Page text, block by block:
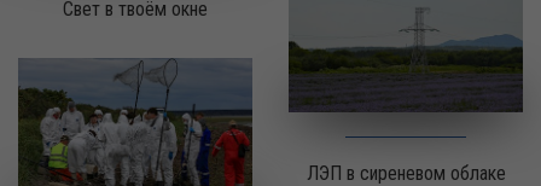
Свет в твоём окне
ЛЭП в сиреневом облаке